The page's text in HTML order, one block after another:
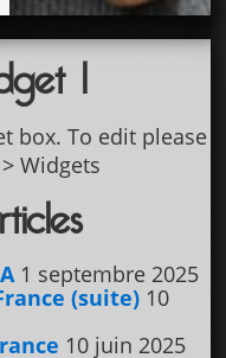
1
box. To edit please
Widgets
1 septembre 2025
(suite) 10
10 juin 2025